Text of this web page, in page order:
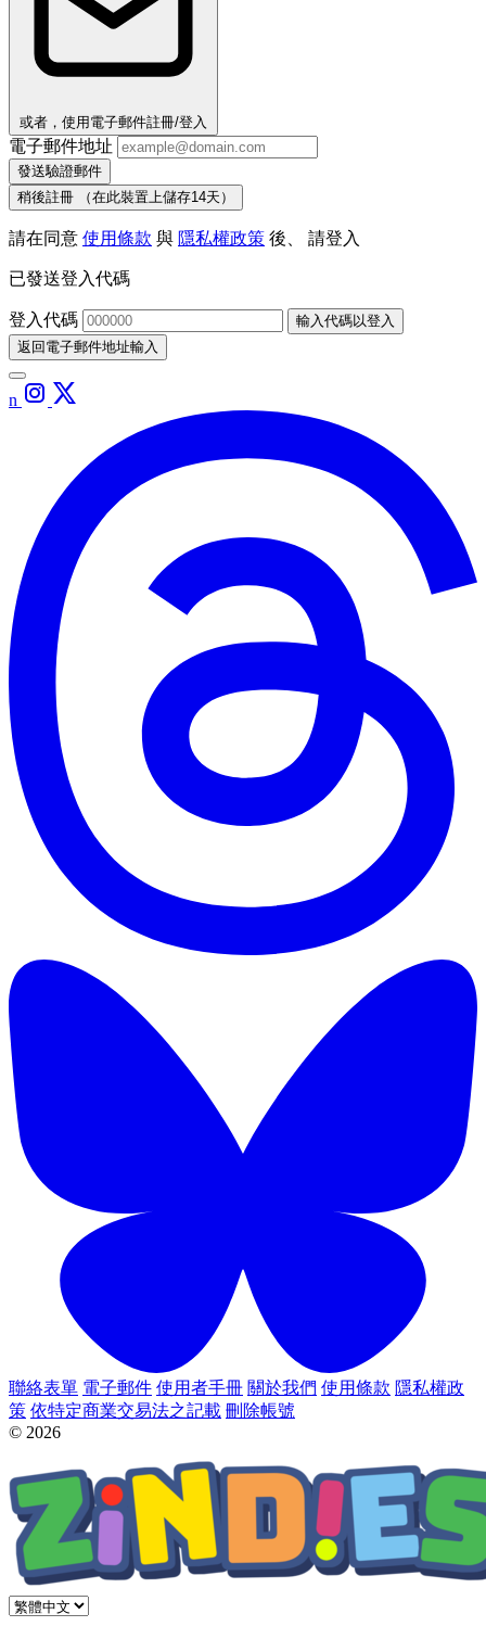
或者，使用電子郵件註冊/登入
電子郵件地址
發送驗證郵件
稍後註冊
（在此裝置上儲存14天）
請在同意 使用條款 與 隱私權政策 後、 請登入
已發送登入代碼
登入代碼
輸入代碼以登入
返回電子郵件地址輸入
n
聯絡表單 電子郵件 使用者手冊 關於我們 使用條款 隱私權政
策 依特定商業交易法之記載 刪除帳號
© 2026